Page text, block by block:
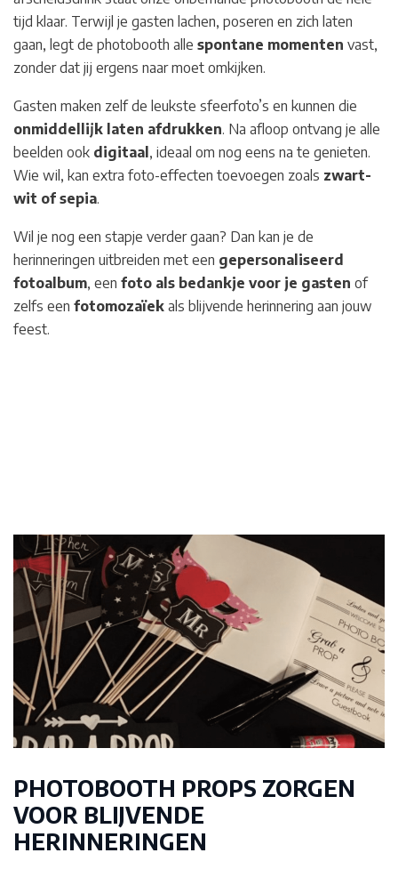
tijd klaar. Terwijl je gasten lachen, poseren en zich laten
gaan, legt de photobooth alle spontane momenten vast,
zonder dat jij ergens naar moet omkijken.
Gasten maken zelf de leukste sfeerfoto’s en kunnen die
onmiddellijk laten afdrukken. Na afloop ontvang je alle
beelden ook digitaal, ideaal om nog eens na te genieten.
Wie wil, kan extra foto-effecten toevoegen zoals zwart-
wit of sepia.
Wil je nog een stapje verder gaan? Dan kan je de
herinneringen uitbreiden met een gepersonaliseerd
fotoalbum, een foto als bedankje voor je gasten of
zelfs een fotomozaïek als blijvende herinnering aan jouw
feest.
PHOTOBOOTH PROPS ZORGEN
VOOR BLIJVENDE
HERINNERINGEN